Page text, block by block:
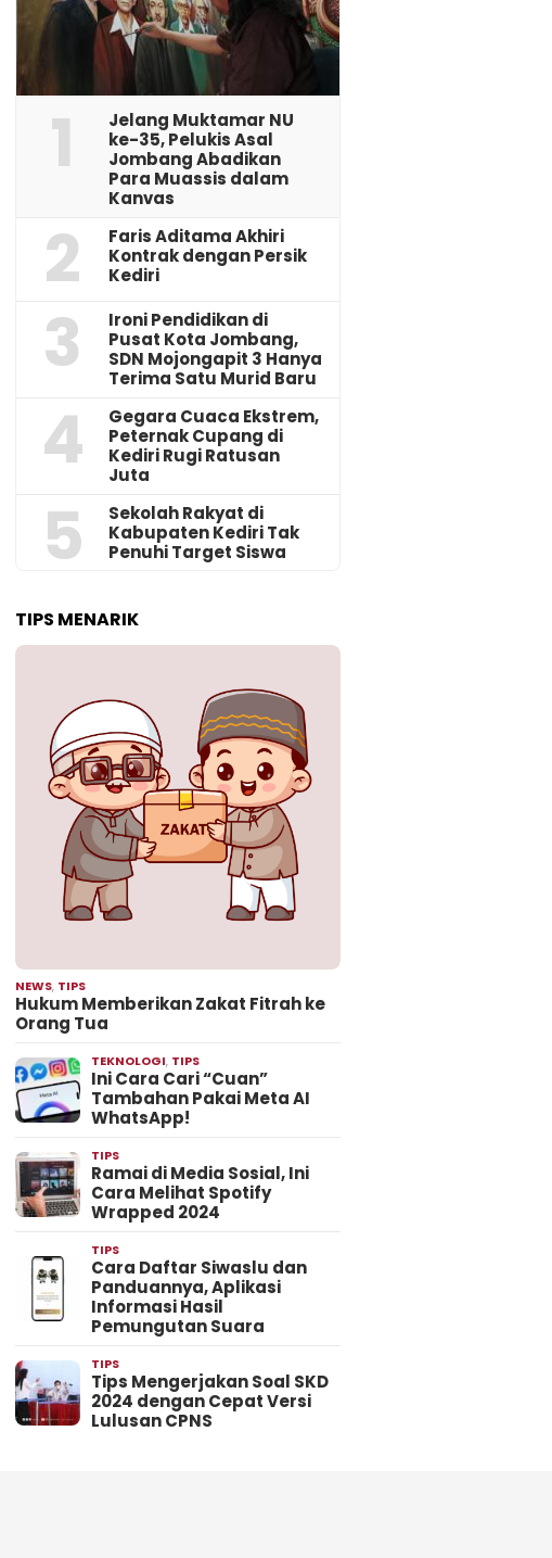
1
Jelang Muktamar NU
ke-35, Pelukis Asal
Jombang Abadikan
Para Muassis dalam
Kanvas
2
Faris Aditama Akhiri
Kontrak dengan Persik
Kediri
3
Ironi Pendidikan di
Pusat Kota Jombang,
SDN Mojongapit 3 Hanya
Terima Satu Murid Baru
4
‎Gegara Cuaca Ekstrem,
Peternak Cupang di
Kediri Rugi Ratusan
Juta
5
Sekolah Rakyat di
Kabupaten Kediri Tak
Penuhi Target Siswa
TIPS MENARIK
NEWS, TIPS
Hukum Memberikan Zakat Fitrah ke
Orang Tua
TEKNOLOGI, TIPS
Ini Cara Cari “Cuan”
Tambahan Pakai Meta AI
WhatsApp!
TIPS
Ramai di Media Sosial, Ini
Cara Melihat Spotify
Wrapped 2024
TIPS
Cara Daftar Siwaslu dan
Panduannya, Aplikasi
Informasi Hasil
Pemungutan Suara
TIPS
Tips Mengerjakan Soal SKD
2024 dengan Cepat Versi
Lulusan CPNS